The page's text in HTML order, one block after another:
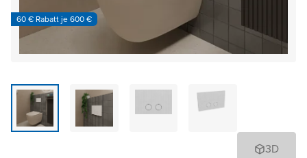
60 € Rabatt je 600 €
3D